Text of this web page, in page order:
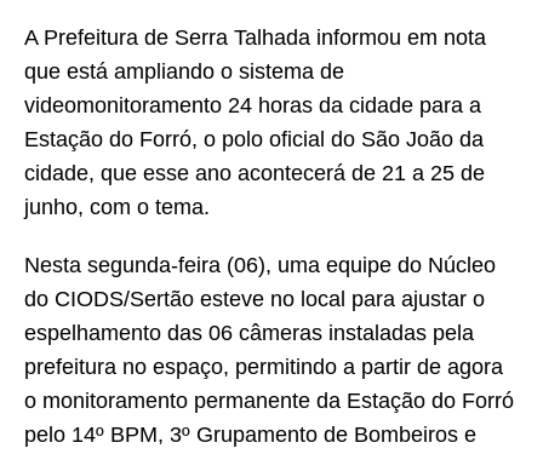
A Prefeitura de Serra Talhada informou em nota
que está ampliando o sistema de
videomonitoramento 24 horas da cidade para a
Estação do Forró, o polo oficial do São João da
cidade, que esse ano acontecerá de 21 a 25 de
junho, com o tema.
Nesta segunda-feira (06), uma equipe do Núcleo
do CIODS/Sertão esteve no local para ajustar o
espelhamento das 06 câmeras instaladas pela
prefeitura no espaço, permitindo a partir de agora
o monitoramento permanente da Estação do Forró
pelo 14º BPM, 3º Grupamento de Bombeiros e